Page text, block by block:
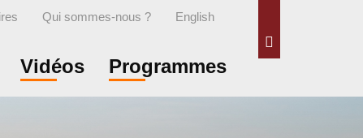
Qui sommes-nous ? English
Vidéos Programmes